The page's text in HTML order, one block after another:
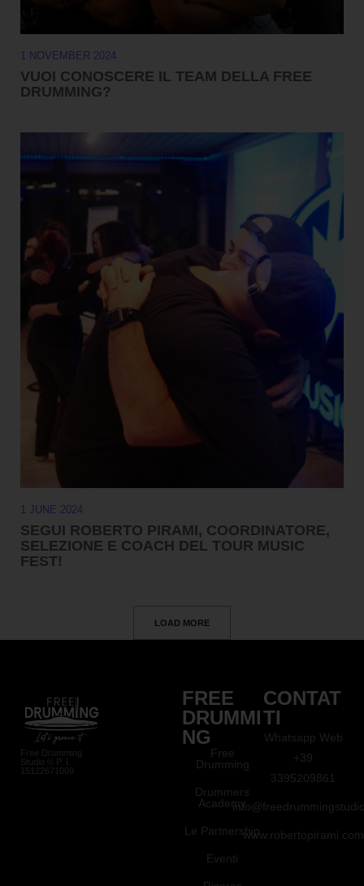
1 NOVEMBER 2024
VUOI CONOSCERE IL TEAM DELLA FREE
DRUMMING?
1 JUNE 2024
SEGUI ROBERTO PIRAMI, COORDINATORE,
SELEZIONE E COACH DEL TOUR MUSIC
FEST!
LOAD MORE
Free Drumming
Studio © P. I.
15122671009
FREE
DRUMMI
NG
Free
Drumming
Drummers
Academy
Le Partnership
Eventi
CONTAT
TI
Whatsapp Web
+39
3395209861
www.robertopirami.com